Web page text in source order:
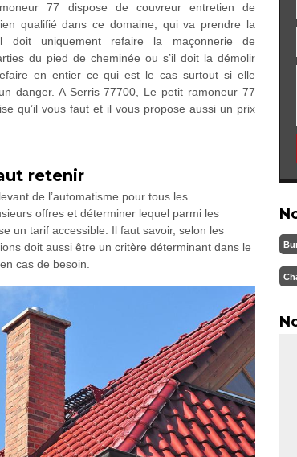
77 dispose de couvreur entretien de
qualifié dans ce domaine, qui va prendre la
doit uniquement refaire la maçonnerie de
du pied de cheminée ou s’il doit la démolir
en entier ce qui est le cas surtout si elle
danger. A Serris 77700, Le petit ramoneur 77
qu’il vous faut et il vous propose aussi un prix
retenir
de l’automatisme pour tous les
offres et déterminer lequel parmi les
un tarif accessible. Il faut savoir, selon les
doit aussi être un critère déterminant dans le
cas de besoin.